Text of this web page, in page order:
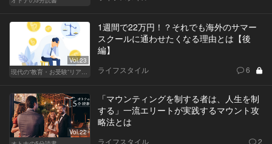
Vol.23
1週間で22万円！？それでも海外のサマー
スクールに通わせたくなる理由とは【後
編】
ライフスタイル 6
Vol.22
「マウンティングを制する者は、人生を制
する」一流エリートが実践するマウント攻
略法とは
ライフスタイル 2